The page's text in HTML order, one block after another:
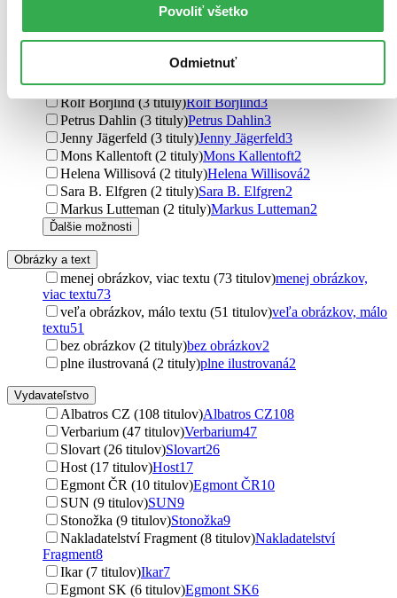
Povoliť všetko
Odmietnuť
David Sundin (4 tituly)David Sundin
Oskar Jonsson (4 tituly)Oskar Jonsson4
Kristina Ohlsson (3 tituly)Kristina Ohlsson
Cilla Börjlind (3 tituly)Cilla Börjlind3
Rolf Börjlind (3 tituly)Rolf Börjlind3
Petrus Dahlin (3 tituly)Petrus Dahlin3
Jenny Jägerfeld (3 tituly)Jenny Jägerfeld3
Mons Kallentoft (2 tituly)Mons Kallentoft2
Helena Willisová (2 tituly)Helena Willisová2
Sara B. Elfgren (2 tituly)Sara B. Elfgren2
Markus Lutteman (2 tituly)Markus Lutteman2
Ďalšie možnosti
Obrázky a text
menej obrázkov, viac textu (73 titulov)menej obrázkov,
viac textu73
veľa obrázkov, málo textu (51 titulov)veľa obrázkov, málo
textu51
bez obrázkov (2 tituly)bez obrázkov2
plne ilustrovaná (2 tituly)plne ilustrovaná2
Vydavateľstvo
Albatros CZ (108 titulov)Albatros CZ108
Verbarium (47 titulov)Verbarium47
Slovart (26 titulov)Slovart26
Host (17 titulov)Host17
Egmont ČR (10 titulov)Egmont ČR10
SUN (9 titulov)SUN9
Stonožka (9 titulov)Stonožka9
Nakladatelství Fragment (8 titulov)Nakladatelství
Fragment8
Ikar (7 titulov)Ikar7
Egmont SK (6 titulov)Egmont SK6